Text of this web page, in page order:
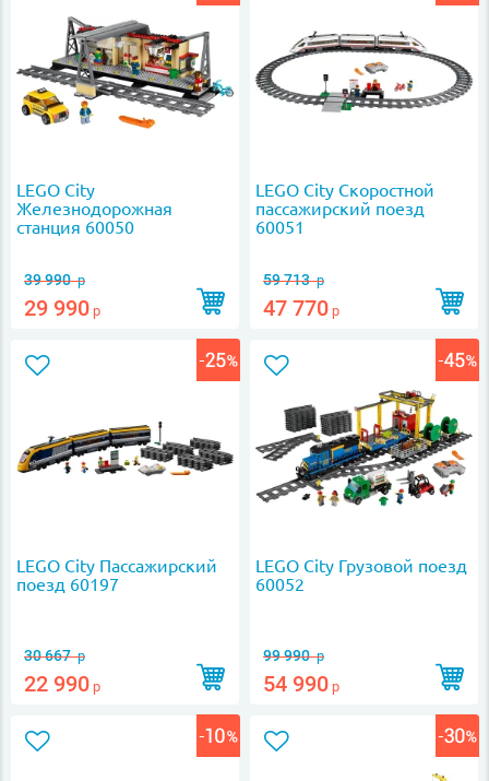
LEGO City
Железнодорожная
станция 60050
39 990р
29 990 р
LEGO City Скоростной
пассажирский поезд
60051
59 713р
47 770 р
LEGO City Пассажирский
поезд 60197
30 667р
22 990 р
LEGO City Грузовой поезд
60052
99 990р
54 990 р